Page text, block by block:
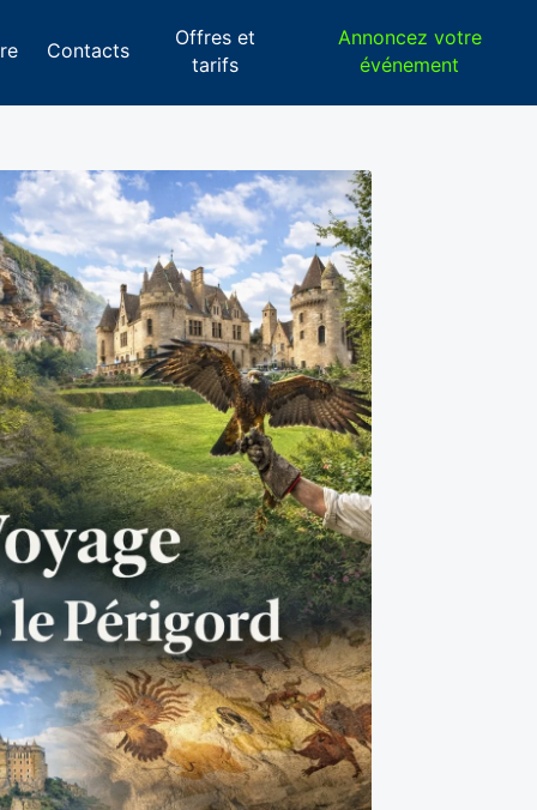
Contacts
Offres et
tarifs
Annoncez votre
événement